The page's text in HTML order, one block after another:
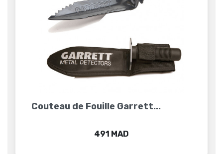
Couteau de Fouille Garrett...
Prix
491 MAD